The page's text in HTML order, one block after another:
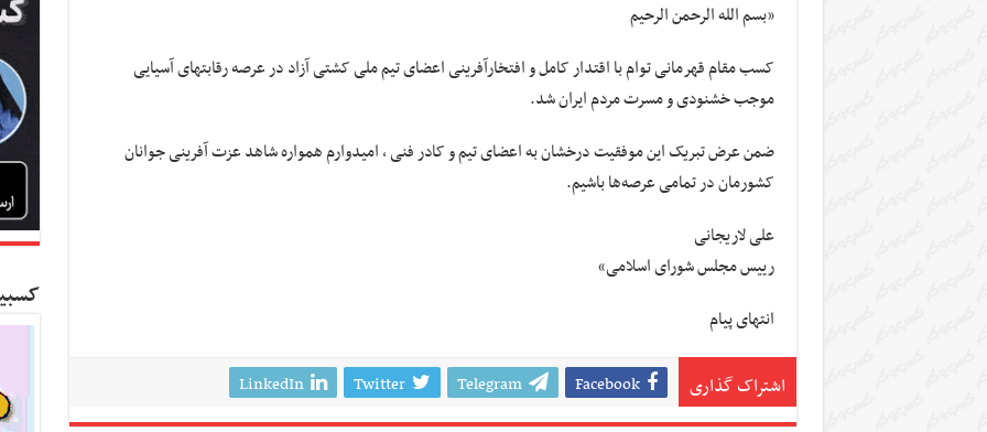
«بسم الله الرحمن الرحیم
کسب مقام قهرمانی توام با اقتدار کامل و افتخارآفرینی اعضای تیم ملی کشتی آزاد در عرصه رقابتهای آسیایی
موجب خشنودی و مسرت مردم ایران شد.
ضمن عرض تبریک این موفقیت درخشان به اعضای تیم و کادر فنی ، امیدوارم همواره شاهد عزت آفرینی جوانان
کشورمان در تمامی عرصه‌ها باشیم.
علی لاریجانی
رییس مجلس شورای اسلامی»
انتهای پیام
اشتراک گذاری Facebook
Telegram
Twitter
LinkedIn